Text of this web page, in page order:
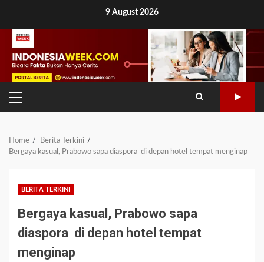
content
9 August 2026
PRIMARY
MENU
Home
Berita Terkini
Bergaya kasual, Prabowo sapa diaspora di depan hotel tempat menginap
BERITA TERKINI
Bergaya kasual, Prabowo sapa
diaspora di depan hotel tempat
menginap